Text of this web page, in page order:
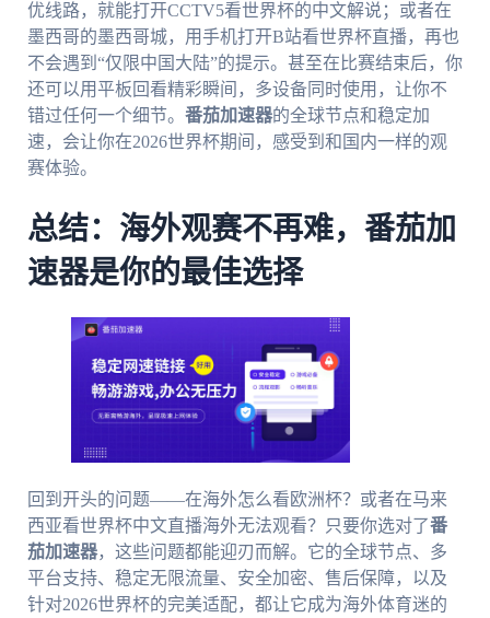
优线路，就能打开CCTV5看世界杯的中文解说；或者在
墨西哥的墨西哥城，用手机打开B站看世界杯直播，再也
不会遇到“仅限中国大陆”的提示。甚至在比赛结束后，你
还可以用平板回看精彩瞬间，多设备同时使用，让你不
错过任何一个细节。 番茄加速器的全球节点和稳定加
速，会让你在2026世界杯期间，感受到和国内一样的观
赛体验。
总结：海外观赛不再难，番茄加
速器是你的最佳选择
回到开头的问题——在海外怎么看欧洲杯？或者在马来
西亚看世界杯中文直播海外无法观看？只要你选对了番
茄加速器，这些问题都能迎刃而解。它的全球节点、多
平台支持、稳定无限流量、安全加密、售后保障，以及
针对2026世界杯的完美适配，都让它成为海外体育迷的